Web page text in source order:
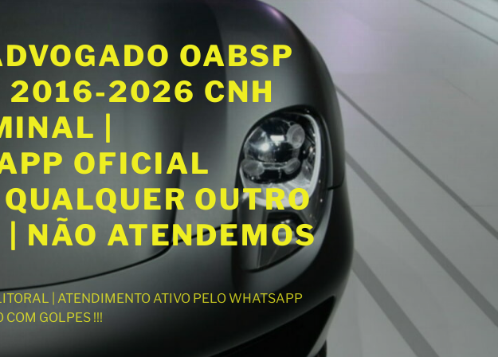
OABSP
2016-2026 CNH
|
OFICIAL
OUTRO
NÃO ATENDEMOS
| ATENDIMENTO ATIVO PELO WHATSAPP
GOLPES !!!